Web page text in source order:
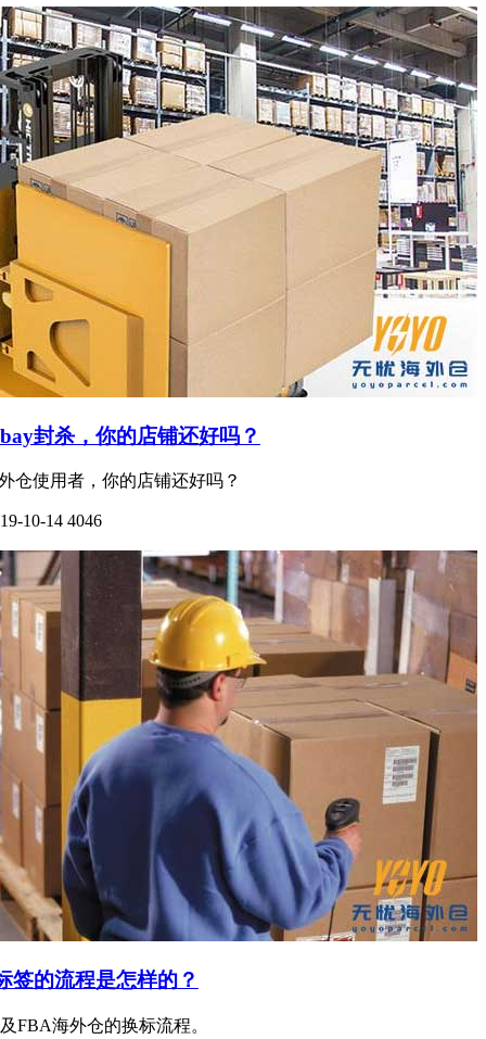
封杀，你的店铺还好吗？
仓使用者，你的店铺还好吗？
10-14 4046
签的流程是怎样的？
FBA海外仓的换标流程。